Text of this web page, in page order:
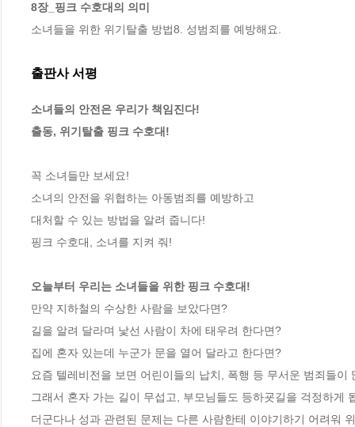
8장_핑크 수호대의 의미
소녀들을 위한 위기탈출 방법8. 성범죄를 예방해요.
출판사 서평
소녀들의 안전은 우리가 책임진다!
출동, 위기탈출 핑크 수호대!
꼭 소녀들만 보세요!
소녀의 안전을 위협하는 아동범죄를 예방하고
대처할 수 있는 방법을 알려 줍니다!
핑크 수호대, 소녀를 지켜 줘!
오늘부터 우리는 소녀들을 위한 핑크 수호대!
만약 지하철의 수상한 사람을 보았다면?
길을 알려 달라며 낯선 사람이 차에 태우려 한다면?
집에 혼자 있는데 누군가 문을 열어 달라고 한다면?
요즘 텔레비전을 보면 어린이들의 납치, 폭행 등 무서운 범죄들
그래서 혼자 가는 길이 무섭고, 부모님들도 등하굣길을 걱정하게
더군다나 성과 관련된 문제는 다른 사람한테 이야기하기 어려워